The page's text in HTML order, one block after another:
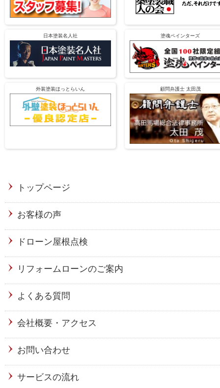
日本塗装名人社 塗魂ペインターズ
外装塗装ほっとらいん 顧問弁護士 太田茂
トップページ
お客様の声
ドローン屋根点検
リフォームローンのご案内
よくある質問
会社概要・アクセス
お問い合わせ
サービスの流れ